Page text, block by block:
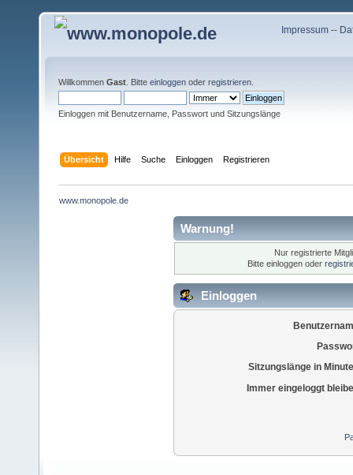
Impressum--
Willkommen Gast . Bitte einloggen oder registrieren
Einloggen mit Benutzername, Passwort und Sitzungslänge
Übersicht Hilfe Suche Einloggen Registrieren
www.monopole.de
Warnung!
Nur registrierte
Bitte einloggen oder
Einloggen
Sitzungslänge in
Immer eingeloggt